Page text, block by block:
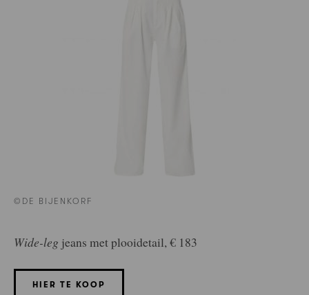
©DE BIJENKORF
Wide-leg jeans met plooidetail, € 183
HIER TE KOOP